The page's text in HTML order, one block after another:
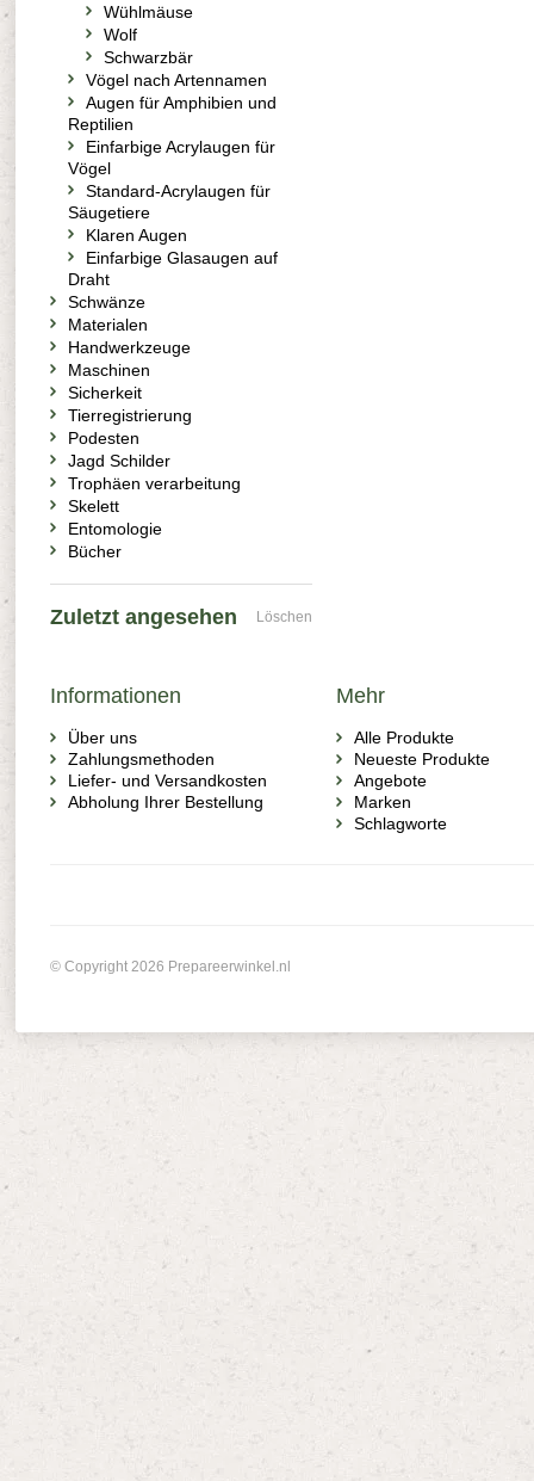
Wühlmäuse
Wolf
Schwarzbär
Vögel nach Artennamen
Augen für Amphibien und
Reptilien
Einfarbige Acrylaugen für
Vögel
Standard-Acrylaugen für
Säugetiere
Klaren Augen
Einfarbige Glasaugen auf
Draht
Schwänze
Materialen
Handwerkzeuge
Maschinen
Sicherkeit
Tierregistrierung
Podesten
Jagd Schilder
Trophäen verarbeitung
Skelett
Entomologie
Bücher
Zuletzt angesehen Löschen
Informationen
Über uns
Zahlungsmethoden
Liefer- und Versandkosten
Abholung Ihrer Bestellung
Mehr
Alle Produkte
Neueste Produkte
Angebote
Marken
Schlagworte
© Copyright 2026 Prepareerwinkel.nl